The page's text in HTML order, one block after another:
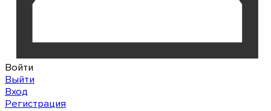
Войти
Выйти
Вход
Регистрация